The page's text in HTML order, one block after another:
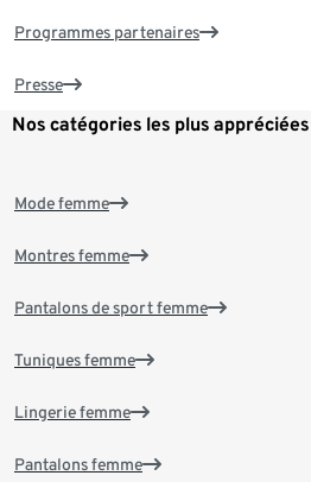
Programmes partenaires
Presse
Nos catégories les plus appréciées
Mode femme
Montres femme
Pantalons de sport femme
Tuniques femme
Lingerie femme
Pantalons femme